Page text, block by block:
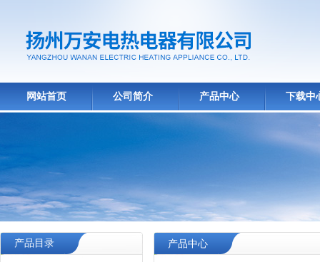
网站首页 公司简介 产品中心 下载中
产品目录 产品中心